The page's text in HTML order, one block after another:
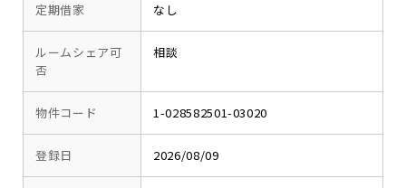
定期借家 なし
ルームシェア可
否
相談
物件コード 1-028582501-03020
登録日 2026/08/09